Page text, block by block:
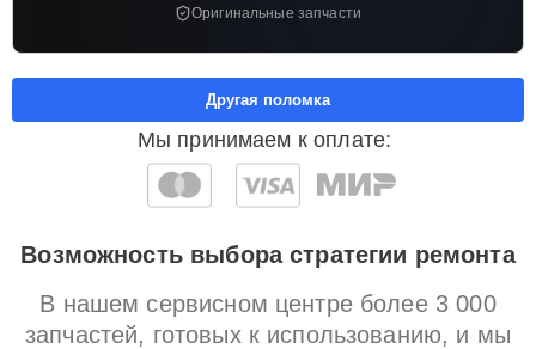
Оригинальные запчасти
Мы принимаем к оплате:
Другая поломка
Возможность выбора стратегии ремонта
В нашем сервисном центре более 3 000
запчастей, готовых к использованию, и мы